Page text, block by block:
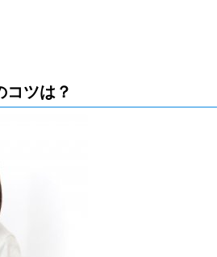
コツは？